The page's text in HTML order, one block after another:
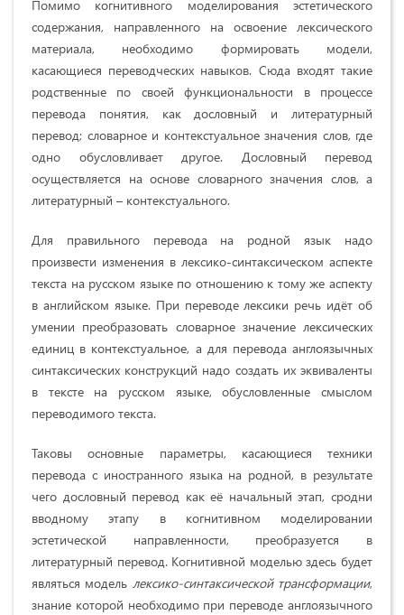
Помимо когнитивного моделирования эстетического
содержания, направленного на освоение лексического
материала, необходимо формировать модели,
касающиеся переводческих навыков. Сюда входят такие
родственные по своей функциональности в процессе
перевода понятия, как дословный и литературный
перевод; словарное и контекстуальное значения слов, где
одно обусловливает другое. Дословный перевод
осуществляется на основе словарного значения слов, а
литературный – контекстуального.
Для правильного перевода на родной язык надо
произвести изменения в лексико-синтаксическом аспекте
текста на русском языке по отношению к тому же аспекту
в английском языке. При переводе лексики речь идёт об
умении преобразовать словарное значение лексических
единиц в контекстуальное, а для перевода англоязычных
синтаксических конструкций надо создать их эквиваленты
в тексте на русском языке, обусловленные смыслом
переводимого текста.
Таковы основные параметры, касающиеся техники
перевода с иностранного языка на родной, в результате
чего дословный перевод как её начальный этап, сродни
вводному этапу в когнитивном моделировании
эстетической направленности, преобразуется в
литературный перевод. Когнитивной моделью здесь будет
являться модель лексико-синтаксической трансформации,
знание которой необходимо при переводе англоязычного